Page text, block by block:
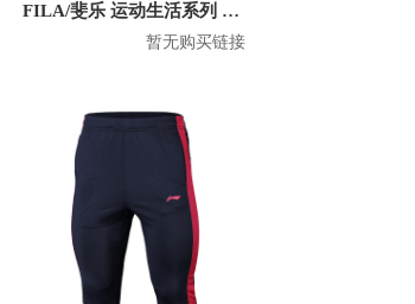
FILA/斐乐 运动生活系列 训练鞋 F62M031101F
暂无购买链接